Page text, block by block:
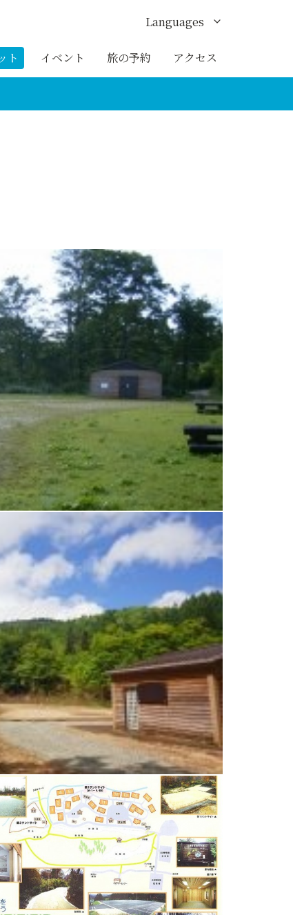
ト イベント 旅の予約 アクセス
Languages
English